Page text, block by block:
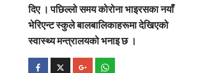
दिए । पछिल्लो समय कोरोना भाइरसका नयाँ
भेरिएन्ट स्कुले बालबालिकाहरूमा देखिएको
स्वास्थ्य मन्त्रालयको भनाइ छ ।